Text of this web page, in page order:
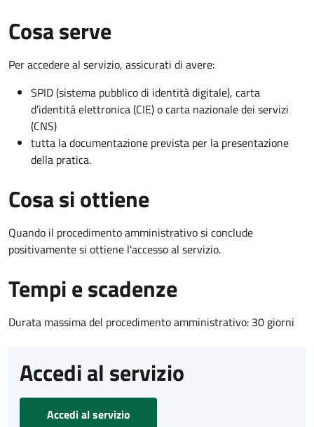
Cosa serve
Per accedere al servizio, assicurati di avere:
SPID (sistema pubblico di identità digitale), carta
d’identità elettronica (CIE) o carta nazionale dei servizi
(CNS)
tutta la documentazione prevista per la presentazione
della pratica.
Cosa si ottiene
Quando il procedimento amministrativo si conclude
positivamente si ottiene l'accesso al servizio.
Tempi e scadenze
Durata massima del procedimento amministrativo: 30 giorni
Accedi al servizio
Accedi al servizio